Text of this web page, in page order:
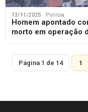
13/11/2025 · Polícia
Homem apontado
morto em operação
Página 1 de 14 1